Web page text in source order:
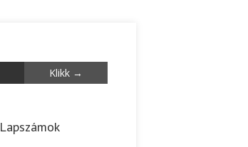
Lapszámok